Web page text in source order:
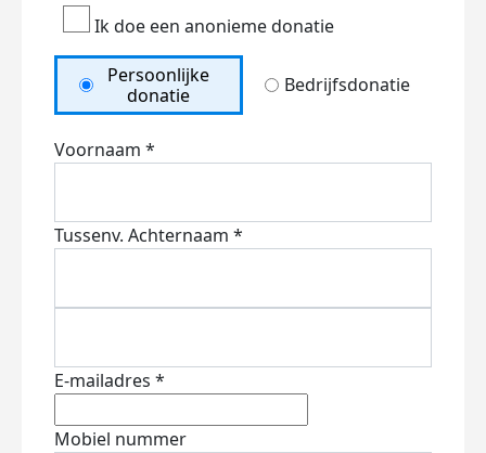
Ik doe een anonieme donatie
Persoonlijke
donatie
Bedrijfsdonatie
Voornaam *
Tussenv. Achternaam *
E-mailadres *
Mobiel nummer